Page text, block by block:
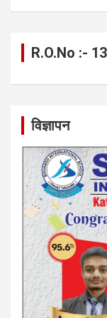
R.O.No :-
विज्ञापन